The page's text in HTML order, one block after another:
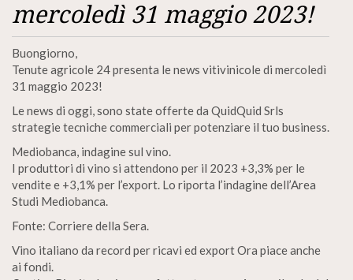
mercoledì 31 maggio 2023!
Buongiorno,
Tenute agricole 24 presenta le news vitivinicole di mercoledì
31 maggio 2023!
Le news di oggi, sono state offerte da QuidQuid Srls
strategie tecniche commerciali per potenziare il tuo business.
Mediobanca, indagine sul vino.
I produttori di vino si attendono per il 2023 +3,3% per le
vendite e +3,1% per l’export. Lo riporta l’indagine dell’Area
Studi Mediobanca.
Fonte: Corriere della Sera.
Vino italiano da record per ricavi ed export Ora piace anche
ai fondi.